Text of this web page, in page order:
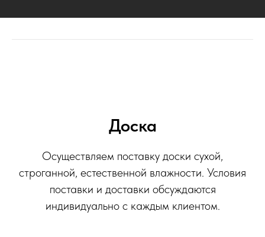
Доска
Осуществляем поставку доски сухой,
строганной, естественной влажности. Условия
поставки и доставки обсуждаются
индивидуально с каждым клиентом.